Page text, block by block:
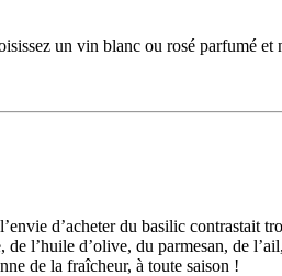
un vin blanc ou rosé parfumé
d’acheter du basilic contrastait
l’huile d’olive, du parmesan, de
de la fraîcheur, à toute saison !